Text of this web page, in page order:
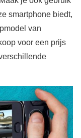
smartphone biedt,
van
voor een prijs